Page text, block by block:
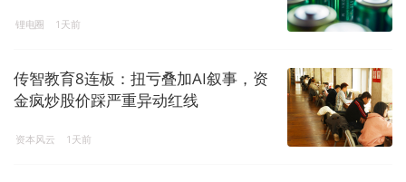
锂电圈 1天前
传智教育8连板：扭亏叠加AI叙事，资
金疯炒股价踩严重异动红线
资本风云 1天前